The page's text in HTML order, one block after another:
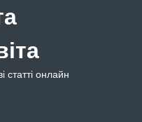
статті онлайн